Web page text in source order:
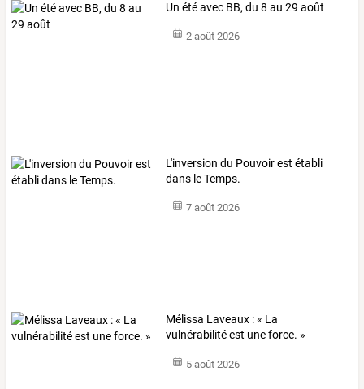
Un été avec BB, du 8 au 29 août
2 août 2026
L'inversion du Pouvoir est établi
dans le Temps.
7 août 2026
Mélissa Laveaux : « La
vulnérabilité est une force. »
5 août 2026